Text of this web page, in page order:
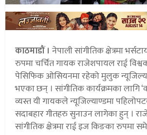
काठमाडौं । नेपाली सांगीतिक क्षेत्रमा
रुपमा चर्चित गायक राजेशपायल राई
पेसिफिक ओसियनमा रहेको मुलुक
भएका छन् । सांगीतिक कार्यक्रमका लागि
व्यस्त यी गायकले न्यूजिल्याण्डमा
सदाबहार गीतहरु सुनाउन लागेका हुन् ।
सांगीतिक क्षेत्रमा राई इज किङका रुपमा